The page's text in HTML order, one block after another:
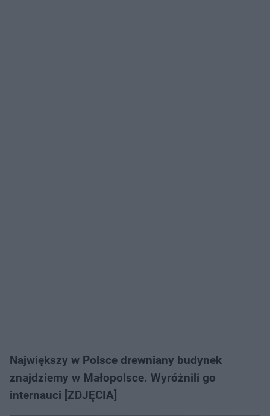
Największy w Polsce drewniany budynek
znajdziemy w Małopolsce. Wyróżnili go
internauci [ZDJĘCIA]